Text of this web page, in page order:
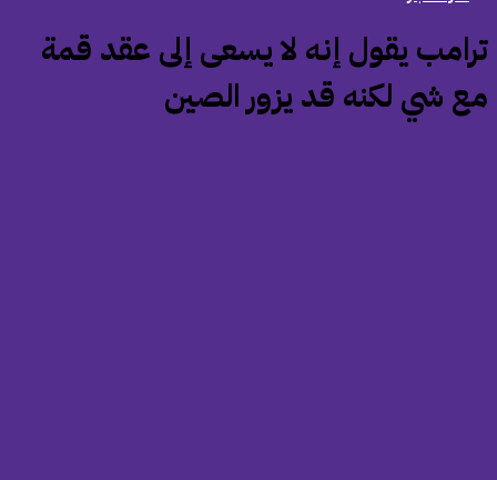
يقول إنه لا يسعى إلى عقد قمة
شي لكنه قد يزور الصين